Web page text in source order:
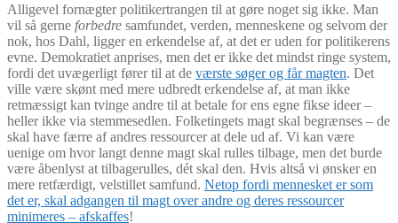
Alligevel fornægter politikertrangen til at gøre noget sig ikke. Man
vil så gerne forbedre samfundet, verden, menneskene og selvom der
nok, hos Dahl, ligger en erkendelse af, at det er uden for politikerens
evne. Demokratiet anprises, men det er ikke det mindst ringe system,
fordi det uvægerligt fører til at de værste søger og får magten. Det
ville være skønt med mere udbredt erkendelse af, at man ikke
retmæssigt kan tvinge andre til at betale for ens egne fikse ideer –
heller ikke via stemmesedlen. Folketingets magt skal begrænses – de
skal have færre af andres ressourcer at dele ud af. Vi kan være
uenige om hvor langt denne magt skal rulles tilbage, men det burde
være åbenlyst at tilbagerulles, dét skal den. Hvis altså vi ønsker en
mere retfærdigt, velstillet samfund. Netop fordi mennesket er som
det er, skal adgangen til magt over andre og deres ressourcer
minimeres – afskaffes!